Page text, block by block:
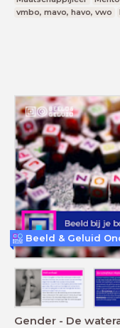
vmbo, mavo, havo, vwo
Gender - De
Beeld & Geluid